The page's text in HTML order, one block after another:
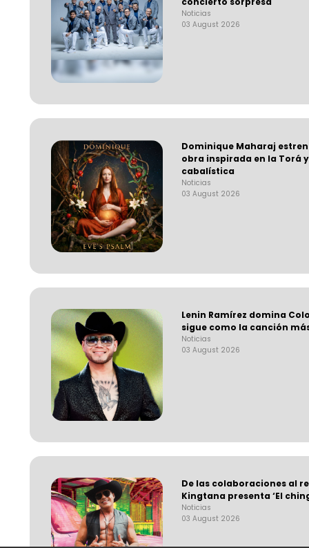
Noticias
03 August 2026
Dominique Maharaj
obra inspirada en la Torá
cabalística
Noticias
03 August 2026
Lenin Ramírez domina
sigue como la canción
Noticias
03 August 2026
De las colaboraciones al
Kingtana presenta ‘El
Noticias
03 August 2026